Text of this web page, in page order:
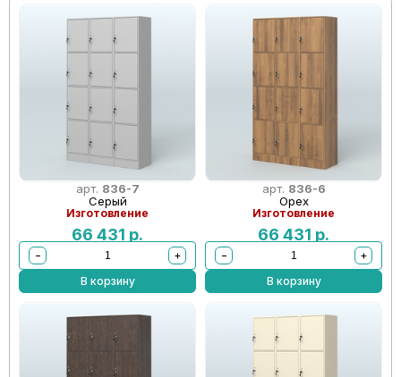
арт. 836-7
Серый
Изготовление
66 431 р.
−
+
В корзину
арт. 836-6
Орех
Изготовление
66 431 р.
−
+
В корзину